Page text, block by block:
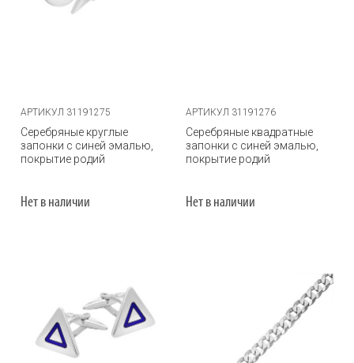
АРТИКУЛ 31191275
Серебряные круглые
запонки с синей эмалью,
покрытие родий
Нет в наличии
АРТИКУЛ 31191276
Серебряные квадратные
запонки с синей эмалью,
покрытие родий
Нет в наличии